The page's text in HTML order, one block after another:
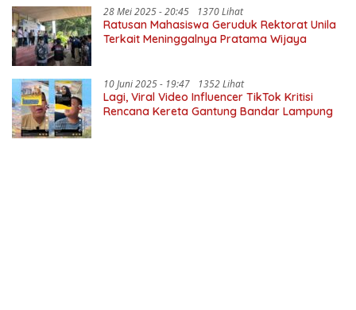
28 Mei 2025 - 20:45 1370 Lihat
Ratusan Mahasiswa Geruduk Rektorat Unila
Terkait Meninggalnya Pratama Wijaya
10 Juni 2025 - 19:47 1352 Lihat
Lagi, Viral Video Influencer TikTok Kritisi
Rencana Kereta Gantung Bandar Lampung